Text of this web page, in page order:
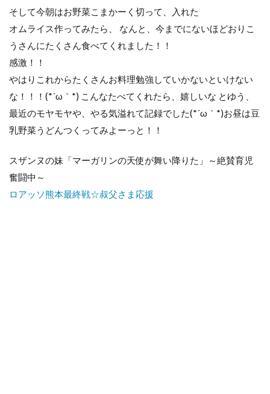
そして今朝はお野菜こまかーく切って、入れた
オムライス作ってみたら、 なんと、今までにないほどおりこ
うさんにたくさん食べてくれました！！
感激！！
やはりこれからたくさんお料理勉強していかないといけない
な！！！(*´ω｀*) こんなたべてくれたら、嬉しいな とゆう、
最近のモヤモヤや、やる気溢れて記録でした(*´ω｀*)お昼は豆
乳野菜うどんつくってみよーっと！！
スザンヌの妹「マーガリンの天使が舞い降りた」～絶賛育児
奮闘中～
ロアッソ熊本最終戦☆叔父さま応援